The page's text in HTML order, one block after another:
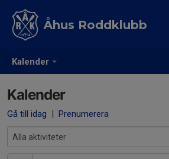
Kalender
Åhus Roddklubb
Kalender
Gå till idag | Prenumerera